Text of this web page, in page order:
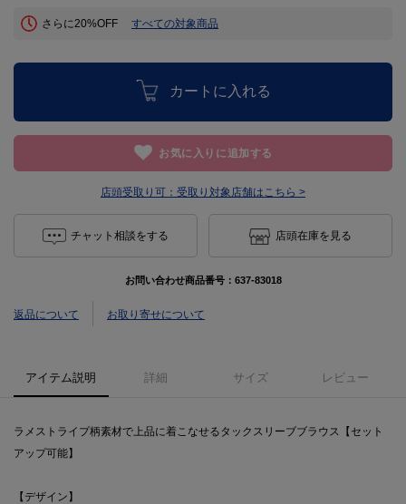
さらに20%OFF すべての対象商品
カートに入れる
お気に入りに追加する
店頭受取り可： 受取り対象店舗はこちら >
チャット相談をする 店頭在庫を見る
お問い合わせ商品番号： 637-83018
返品について お取り寄せについて
アイテム説明 詳細 サイズ レビュー
ラメストライプ柄素材で上品に着こなせるタックスリーブブラウス【セット
アップ可能】
【デザイン】